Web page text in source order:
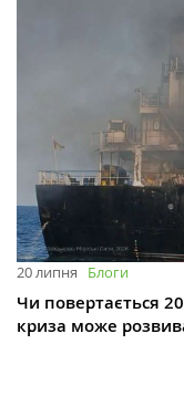
20 липня Блоги
Чи повертається
криза може